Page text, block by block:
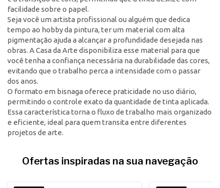
facilidade sobre o papel.
Seja você um artista profissional ou alguém que dedica
tempo ao hobby da pintura, ter um material com alta
pigmentação ajuda a alcançar a profundidade desejada nas
obras. A Casa da Arte disponibiliza esse material para que
você tenha a confiança necessária na durabilidade das cores,
evitando que o trabalho perca a intensidade com o passar
dos anos.
O formato em bisnaga oferece praticidade no uso diário,
permitindo o controle exato da quantidade de tinta aplicada.
Essa característica torna o fluxo de trabalho mais organizado
e eficiente, ideal para quem transita entre diferentes
projetos de arte.
Ofertas inspiradas na sua navegação